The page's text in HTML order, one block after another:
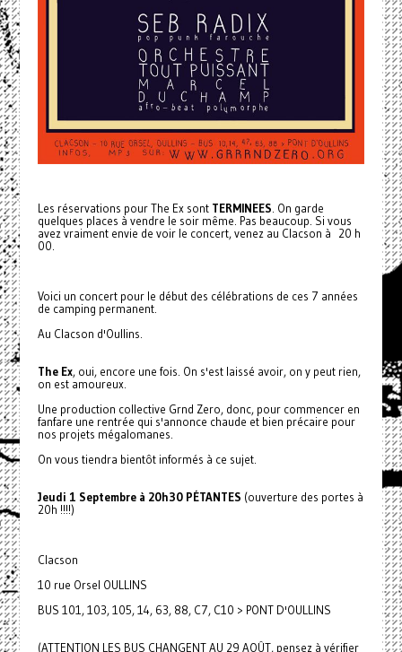
Les réservations pour The Ex sont TERMINEES . On garde
quelques places à vendre le soir même. Pas beaucoup. Si vous
avez vraiment envie de voir le concert, venez au Clacson à 20 h
00.
Voici un concert pour le début des célébrations de ces 7 années
de camping permanent.
Au Clacson d'Oullins.
The Ex, oui, encore une fois. On s'est laissé avoir, on y peut rien,
on est amoureux.
Une production collective Grnd Zero, donc, pour commencer en
fanfare une rentrée qui s'annonce chaude et bien précaire pour
nos projets mégalomanes.
On vous tiendra bientôt informés à ce sujet.
Jeudi 1 Septembre à 20h30 PÉTANTES (ouverture des portes à
20h !!!!)
Clacson
10 rue Orsel OULLINS
BUS 101, 103, 105, 14, 63, 88, C7, C10 > PONT D'OULLINS
(ATTENTION LES BUS CHANGENT AU 29 AOÛT, pensez à vérifier